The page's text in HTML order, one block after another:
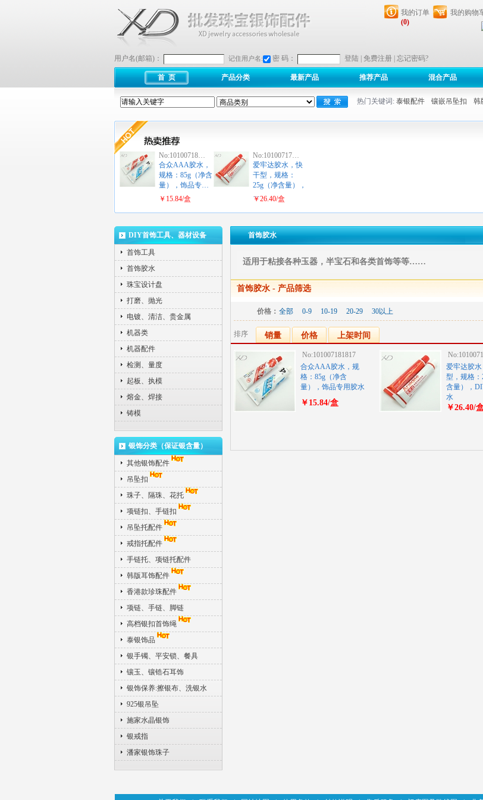
用户名(邮箱)： 记住用户名: 密 码： 登陆 免费注册 忘记密码?
我的订单
(0)
我的购物
首 页 产品分类 最新产品 推荐产品 混合产品
热门关键词: 泰银配件 镶嵌吊坠扣 韩
No:10100718…
合众AAA胶水，
规格：85g（净含
量），饰品专…
￥15.84/盒
No:10100717…
爱牢达胶水，快
干型，规格：
25g（净含量），
…
￥26.40/盒
DIY首饰工具、器材设备
首饰工具
首饰胶水
珠宝设计盘
打磨、抛光
电镀、清洁、贵金属
机器类
机器配件
检测、量度
起板、执模
熔金、焊接
铸模
银饰分类（保证银含量）
其他银饰配件
吊坠扣
珠子、隔珠、花托
项链扣、手链扣
吊坠托配件
戒指托配件
手链托、项链托配件
韩版耳饰配件
香港款珍珠配件
项链、手链、脚链
高档银扣首饰绳
泰银饰品
银手镯、平安锁、餐具
镶玉、镶锆石耳饰
银饰保养:擦银布、洗银水
925银吊坠
施家水晶银饰
银戒指
潘家银饰珠子
首饰胶水
适用于粘接各种玉器，半宝石和各类首饰等等……
首饰胶水- 产品筛选
价格： 全部 0-9 10-19 20-29 30以上
排序 销量 价格 上架时间
No:101007181817
合众AAA胶水，规
格：85g（净含
量），饰品专用胶水
￥15.84/盒
爱牢达胶
型，规格：
含量），
水
￥26.40/